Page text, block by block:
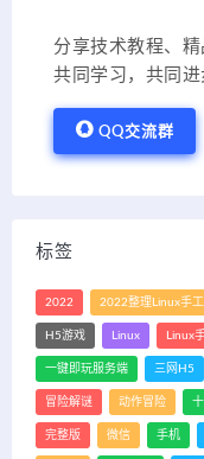
分享技术教程、精
共同学习，共同进
QQ交流群
标签
2022 2022整理Linux手
H5游戏 Linux Linux
一键即玩服务端 三网H5
冒险解谜 动作冒险
完整版 微信 手机